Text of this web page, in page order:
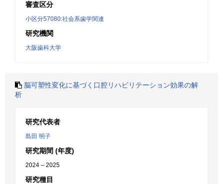
審査区分
小区分57080:社会系歯学関連
研究機関
大阪歯科大学
脳可塑性変化に基づく口腔リハビリテーション効果の解
析
研究代表者
島田 明子
研究期間 (年度)
2024 – 2025
研究種目